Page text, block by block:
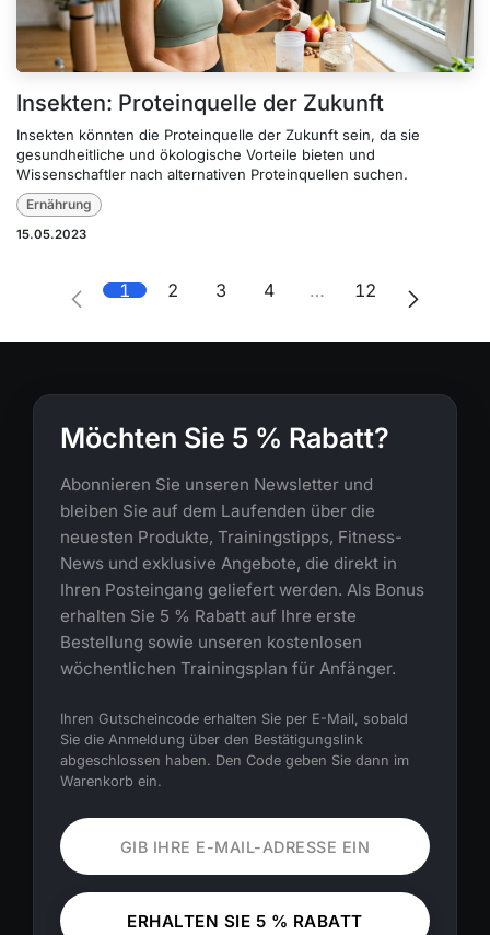
Insekten: Proteinquelle der Zukunft
Insekten könnten die Proteinquelle der Zukunft sein, da sie
gesundheitliche und ökologische Vorteile bieten und
Wissenschaftler nach alternativen Proteinquellen suchen.
Ernährung
15.05.2023
1 2 3 4 … 12
Möchten Sie 5 % Rabatt?
Abonnieren Sie unseren Newsletter und
bleiben Sie auf dem Laufenden über die
neuesten Produkte, Trainingstipps, Fitness-
News und exklusive Angebote, die direkt in
Ihren Posteingang geliefert werden. Als Bonus
erhalten Sie 5 % Rabatt auf Ihre erste
Bestellung sowie unseren kostenlosen
wöchentlichen Trainingsplan für Anfänger.
Ihren Gutscheincode erhalten Sie per E-Mail, sobald
Sie die Anmeldung über den Bestätigungslink
abgeschlossen haben. Den Code geben Sie dann im
Warenkorb ein.
ERHALTEN SIE 5 % RABATT